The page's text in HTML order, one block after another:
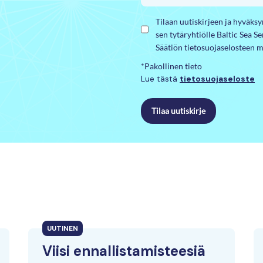
Tilaan uutiskirjeen ja
sen tytäryhtiölle Baltic Sea
Säätiön tietosuojaselosteen
*Pakollinen tieto
Lue tästä tietosuojaseloste
Tilaa uutiskirje
UUTINEN
Viisi ennallistamisteesiä